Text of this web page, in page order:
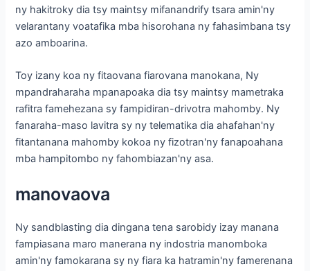
ny hakitroky dia tsy maintsy mifanandrify tsara amin'ny
velarantany voatafika mba hisorohana ny fahasimbana tsy
azo amboarina.
Toy izany koa ny fitaovana fiarovana manokana, Ny
mpandraharaha mpanapoaka dia tsy maintsy mametraka
rafitra famehezana sy fampidiran-drivotra mahomby. Ny
fanaraha-maso lavitra sy ny telematika dia ahafahan'ny
fitantanana mahomby kokoa ny fizotran'ny fanapoahana
mba hampitombo ny fahombiazan'ny asa.
manovaova
Ny sandblasting dia dingana tena sarobidy izay manana
fampiasana maro manerana ny indostria manomboka
amin'ny famokarana sy ny fiara ka hatramin'ny famerenana